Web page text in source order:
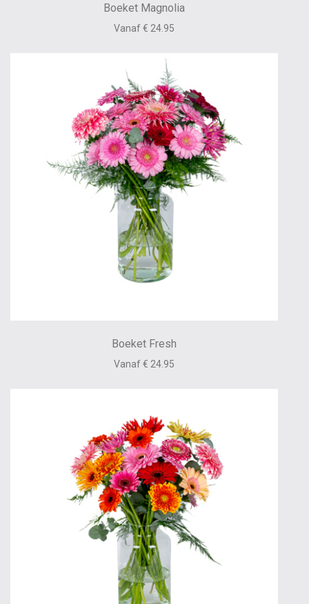
Boeket Magnolia
Vanaf € 24.95
Boeket Fresh
Vanaf € 24.95